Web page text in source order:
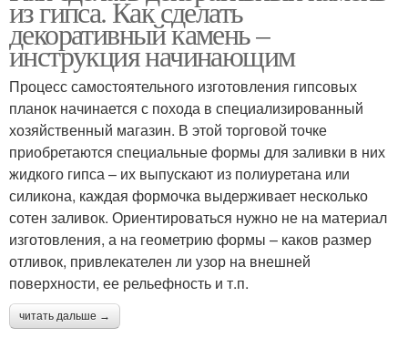
из гипса. Как сделать
декоративный камень –
инструкция начинающим
Процесс самостоятельного изготовления гипсовых
планок начинается с похода в специализированный
хозяйственный магазин. В этой торговой точке
приобретаются специальные формы для заливки в них
жидкого гипса – их выпускают из полиуретана или
силикона, каждая формочка выдерживает несколько
сотен заливок. Ориентироваться нужно не на материал
изготовления, а на геометрию формы – каков размер
отливок, привлекателен ли узор на внешней
поверхности, ее рельефность и т.п.
читать дальше →